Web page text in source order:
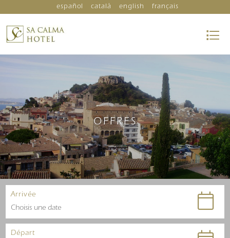
español català english français
Arrivée
Départ
OFFRES